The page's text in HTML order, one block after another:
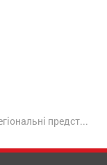
представництва Форуму вільної Росії